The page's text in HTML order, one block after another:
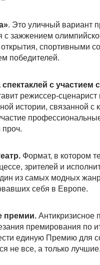
. Это уличный вариант
с зажжением
спортивными
победителей.
спектаклей с участием
режиссер-
истории, связанной с
проч.
Формат, в котором
зрителей и
из самых модных
себя в Европе.
премии. Антикризисное
премирования по
единую Премию для
не все, а только лучшие.